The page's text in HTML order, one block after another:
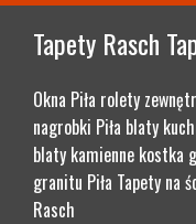
Tapety Rasch
Okna Piła rolety
nagrobki Piła blaty
blaty kamienne kostka
granitu Piła Tapety na
Rasch